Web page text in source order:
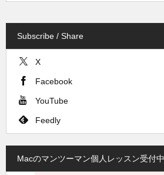
Subscribe / Share
X
Facebook
YouTube
Feedly
Macのマンツーマン個人レッスン受付中